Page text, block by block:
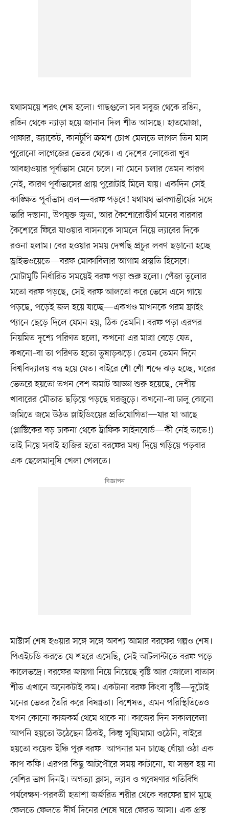
যথাসময়ে শরৎ শেষ হলো। গাছগুলো সব সবুজ থেকে রঙিন,
রঙিন থেকে ন্যাড়া হয়ে জানান দিল শীত আসছে। হাতমোজা,
পাফার, জ্যাকেট, কানটুপি ক্রমশ চোখ মেলতে লাগল তিন মাস
পুরোনো লাগেজের ভেতর থেকে। এ দেশের লোকেরা খুব
আবহাওয়ার পূর্বাভাস মেনে চলে। না মেনে চলার তেমন কারণ
নেই, কারণ পূর্বাভাসের প্রায় পুরোটাই মিলে যায়। একদিন সেই
কাঙ্ক্ষিত পূর্বাভাস এল—বরফ পড়বে! যথাযথ ভাবগাম্ভীর্যের সঙ্গে
ভারি দস্তানা, উপযুক্ত জুতা, আর কৈশোরোত্তীর্ণ মনের বারবার
কৈশোরে ফিরে যাওয়ার বাসনাকে সামলে নিয়ে ল্যাবের দিকে
রওনা হলাম। বের হওয়ার সময় দেখছি প্রচুর লবণ ছড়ানো হচ্ছে
ড্রাইভওয়েতে—বরফ মোকাবিলার আগাম প্রস্তুতি হিসেবে।
মোটামুটি নির্ধারিত সময়েই বরফ পড়া শুরু হলো। পেঁজা তুলোর
মতো বরফ পড়ছে, সেই বরফ আলতো করে ভেসে এসে গায়ে
পড়ছে, পড়েই জল হয়ে যাচ্ছে—একখণ্ড মাখনকে গরম ফ্রাইং
প্যানে ছেড়ে দিলে যেমন হয়, ঠিক তেমনি। বরফ পড়া এরপর
নিয়মিত দৃশ্যে পরিণত হলো, কখনো এর মাত্রা বেড়ে যেত,
কখনো–বা তা পরিণত হতো তুষাড়ঝড়ে। তেমন তেমন দিনে
বিশ্ববিদ্যালয় বন্ধ হয়ে যেত। বাইরে শোঁ শোঁ শব্দে ঝড় হচ্ছে, ঘরের
ভেতরে হয়তো তখন বেশ জমাট আড্ডা শুরু হয়েছে, দেশীয়
খাবারের মৌতাত ছড়িয়ে পড়ছে ঘরজুড়ে। কখনো–বা ঢালু কোনো
জমিতে জমে উঠত স্লাইডিংয়ের প্রতিযোগিতা—যার যা আছে
(প্লাস্টিকের বড় ঢাকনা থেকে ট্রাফিক সাইনবোর্ড—কী নেই তাতে!)
তাই নিয়ে সবাই হাজির হতো বরফের মধ্য দিয়ে গড়িয়ে পড়বার
এক ছেলেমানুষি খেলা খেলতে।
মাস্টার্স শেষ হওয়ার সঙ্গে সঙ্গে অবশ্য আমার বরফের গল্পও শেষ।
পিএইচডি করতে যে শহরে এসেছি, সেই আটলান্টাতে বরফ পড়ে
কালেভদ্রে। বরফের জায়গা নিয়ে নিয়েছে বৃষ্টি আর জোলো বাতাস।
শীত এখানে অনেকটাই কম। একটানা বরফ কিংবা বৃষ্টি—দুটোই
মনের ভেতর তৈরি করে বিষণ্ণতা। বিশেষত, এমন পরিস্থিতিতেও
যখন কোনো কাজকর্ম থেমে থাকে না। কাজের দিন সকালবেলা
আপনি হয়তো উঠেছেন ঠিকই, কিন্তু সুয্যিমামা ওঠেনি, বাইরে
হয়তো কয়েক ইঞ্চি পুরু বরফ। আপনার মন চাচ্ছে ধোঁয়া ওঠা এক
কাপ কফি। এরপর কিছু আটপৌরে সময় কাটানো, যা সম্ভব হয় না
বেশির ভাগ দিনই। অগত্যা ক্লাস, ল্যাব ও গবেষণার গতিবিধি
পর্যবেক্ষণ-পরবর্তী হতাশা জর্জরিত শরীর থেকে বরফের ঘ্রাণ মুছে